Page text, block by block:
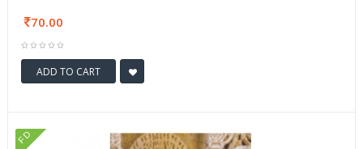
70.00
ADD TO CART
FD